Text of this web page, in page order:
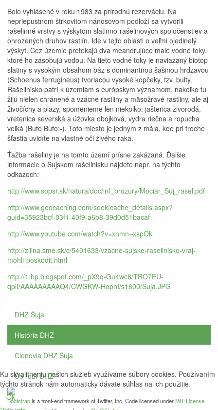
Bolo vyhlásené v roku 1983 za prírodnú rezerváciu. Na
nepriepustnom štrkovitom nánosovom podloží sa vytvorili
rašelinné vrstvy s výskytom slatinno-rašelinových spoločenstiev a
ohrozených druhov rastlín. Ide v tejto oblasti o veľmi ojedinelý
výskyt. Cez územie pretekajú dva meandrujúce malé vodné toky,
ktoré ho zásobujú vodou. Na tieto vodné toky je naviazaný biotop
slatiny s vysokým obsahom báz s dominantnou šašinou hrdzavou
(Schoenus ferrugineus) tvoriacou vysoké kopčeky, tzv. bulty.
Rašelinisko patrí k územiam s európskym významom, nakoľko tu
žijú nielen chránené a vzácne rastliny a mäsožravé rastliny, ale aj
živočíchy a plazy, spomenieme len niekoľko: jašterica živorodá,
vretenica severská a úžovka obojková, vydra riečna a ropucha
veľká (Bufo Bufo:-). Toto miesto je jedným z mála, kde pri troche
šťastia uvidíte na vlastné oči živého raka.
Ťažba rašeliny je na tomto území prísne zakázaná. Ďalšie
informácie o Šujskom rašelinisku nájdete napr. na týchto
odkazoch:
http://www.sopsr.sk/natura/doc/inf_brozury/Mociar_Suj_rasel.pdf
http://www.geocaching.com/seek/cache_details.aspx?
guid=35923bcf-03f1-40f9-a6b8-39d0d51bacaf
http://www.youtube.com/watch?v=xnmn–xspQk
http://zilina.sme.sk/c/5401633/vzacne-sujske-raselinisko-vraj-
mohli-poskodit.html
http://1.bp.blogspot.com/_pX9q-Gu4wc8/TRO7EU-
qpiI/AAAAAAAAAQ4/CWGKW-HopnI/s1600/Suja.JPG
DHZ Šuja
História DHZ
Členovia DHZ Šuja
Čo robí DHZ
Bootstrapis a front-end framework of Twitter, Inc. Code licensed underMIT License.
Ku skvalitneniu našich služieb využívame súbory cookies. Používaním
týchto stránok nám automaticky dávate súhlas na ich použitie.
Ok